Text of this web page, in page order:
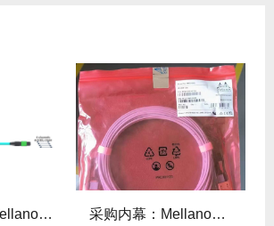
技术揭秘：Mellanox线缆低延迟背后的“信号优化”黑科技！ 采购内幕：Mellanox线缆验真3步走，假货休想蒙混过关！